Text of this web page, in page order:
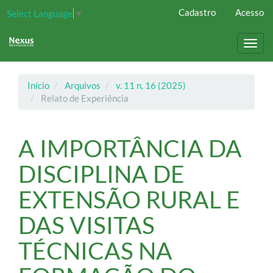
Select Language ▼
Principal
principal
Cadastro Acesso
Início Arquivos
v. 11 n. 16 (2025)
Relato de Experiência
A IMPORTÂNCIA DA
DISCIPLINA DE
EXTENSÃO RURAL E
DAS VISITAS
TÉCNICAS NA